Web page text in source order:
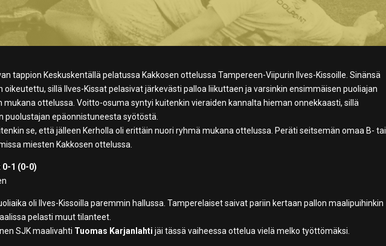
tappion Keskuskentällä pelatussa Kakkosen ottelussa Tampereen-Viipurin Ilves-Kissoille. Sinänsä
oikeutettu, sillä Ilves-Kissat pelasivat järkevästi palloa liikuttaen ja varsinkin ensimmäisen puoliajan
mukana ottelussa. Voitto-osuma syntyi kuitenkin vieraiden kannalta hieman onnekkaasti, sillä
puolustajan epäonnistuneesta syötöstä.
se, että jälleen Kerholla oli erittäin nuori ryhmä mukana ottelussa. Peräti seitsemän omaa B- tai
miesten Kakkosen ottelussa.
0-1 (0-0)
oli Ilves-Kissoilla paremmin hallussa. Tamperelaiset saivat pariin kertaan pallon maalipuihinkin
pelasti muut tilanteet.
SJK maalivahti Tuomas Karjanlahti jäi tässä vaiheessa ottelua vielä melko työttömäksi.